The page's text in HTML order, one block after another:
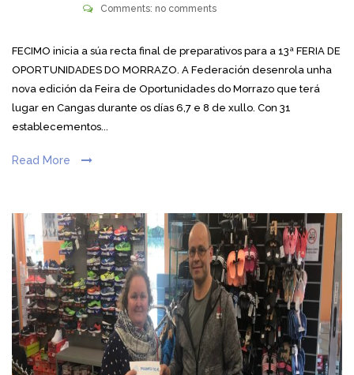
Comments: no comments
FECIMO inicia a súa recta final de preparativos para a 13ª FERIA DE
OPORTUNIDADES DO MORRAZO. A Federación desenrola unha
nova edición da Feira de Oportunidades do Morrazo que terá
lugar en Cangas durante os días 6,7 e 8 de xullo. Con 31
establecementos...
Read More